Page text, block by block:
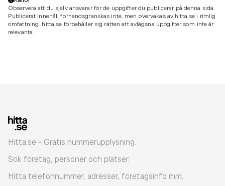
Observera att du själv ansvarar för de uppgifter du publicerar på denna sida.
Publicerat innehåll förhandsgranskas inte, men övervakas av hitta.se i rimlig
omfattning. hitta.se förbehåller sig rätten att avlägsna uppgifter som inte är
relevanta.
Hitta.se - Gratis nummerupplysning.
Sök företag, personer och platser.
Hitta telefonnummer, adresser, företagsinfo mm.